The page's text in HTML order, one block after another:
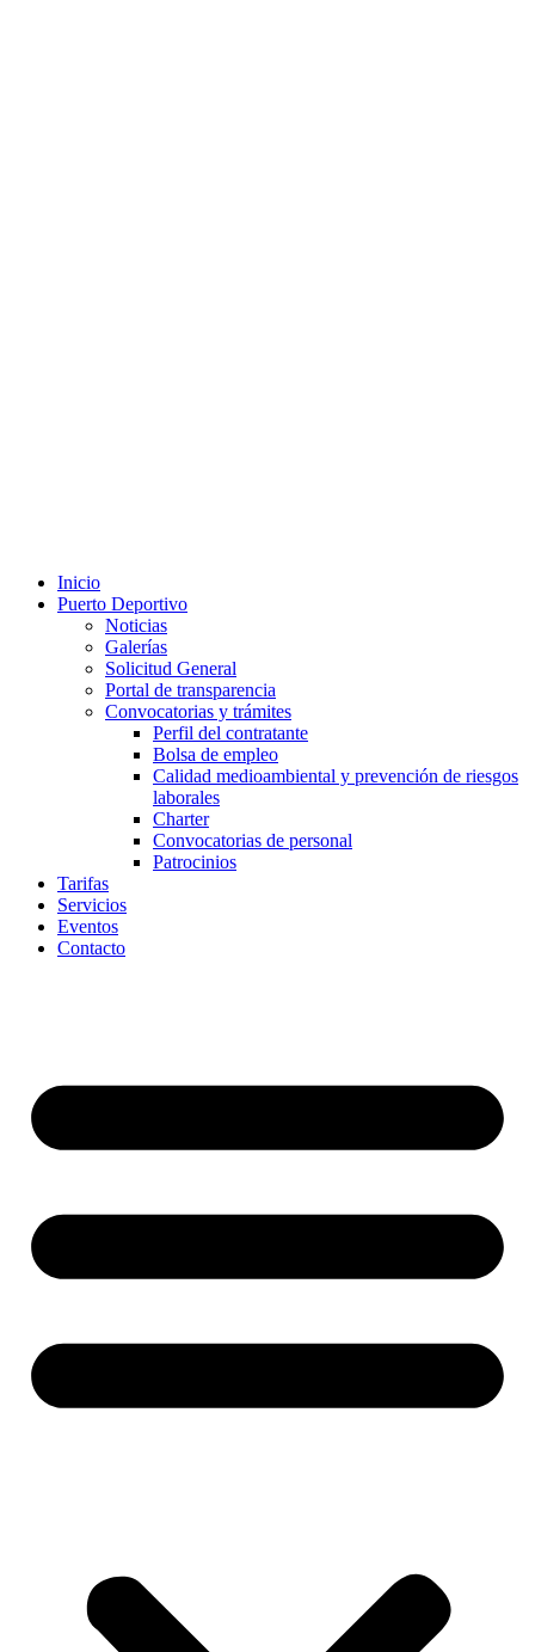
Inicio
Puerto Deportivo
Noticias
Galerías
Solicitud General
Portal de transparencia
Convocatorias y trámites
Perfil del contratante
Bolsa de empleo
Calidad medioambiental y prevención de riesgos
laborales
Charter
Convocatorias de personal
Patrocinios
Tarifas
Servicios
Eventos
Contacto